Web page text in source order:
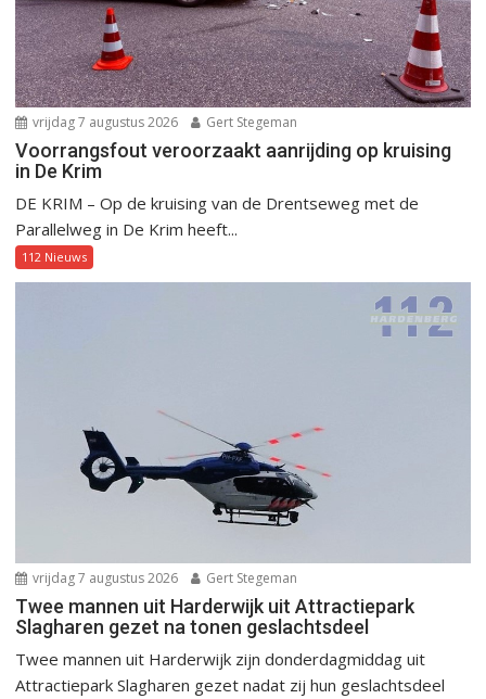
vrijdag 7 augustus 2026 Gert Stegeman
Voorrangsfout veroorzaakt aanrijding op kruising
in De Krim
DE KRIM – Op de kruising van de Drentseweg met de
Parallelweg in De Krim heeft...
112 Nieuws
vrijdag 7 augustus 2026 Gert Stegeman
Twee mannen uit Harderwijk uit Attractiepark
Slagharen gezet na tonen geslachtsdeel
Twee mannen uit Harderwijk zijn donderdagmiddag uit
Attractiepark Slagharen gezet nadat zij hun geslachtsdeel